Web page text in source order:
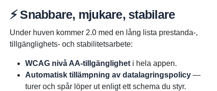
⚡ Snabbare, mjukare, stabilare
Under huven kommer 2.0 med en lång lista prestanda-,
tillgänglighets- och stabilitets­arbete:
WCAG nivå AA-tillgänglighet i hela appen.
Automatisk tillämpning av datalagringspolicy —
turer och spår löper ut enligt ett schema du styr.